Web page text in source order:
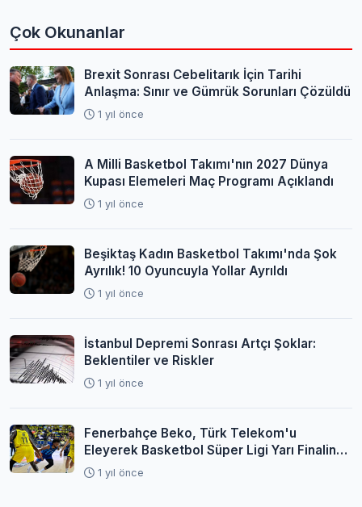
Çok Okunanlar
Brexit Sonrası Cebelitarık İçin Tarihi
Anlaşma: Sınır ve Gümrük Sorunları Çözüldü
1 yıl önce
A Milli Basketbol Takımı'nın 2027 Dünya
Kupası Elemeleri Maç Programı Açıklandı
1 yıl önce
Beşiktaş Kadın Basketbol Takımı'nda Şok
Ayrılık! 10 Oyuncuyla Yollar Ayrıldı
1 yıl önce
İstanbul Depremi Sonrası Artçı Şoklar:
Beklentiler ve Riskler
1 yıl önce
Fenerbahçe Beko, Türk Telekom'u
Eleyerek Basketbol Süper Ligi Yarı Finaline
Yükseldi
1 yıl önce